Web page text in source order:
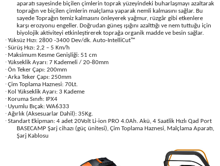
aparatı sayesinde biçilen çimlerin toprak yüzeyindeki buharlaşmayı azaltarak
toprağın ve biçilen çimlerin malçlama yaparak nemli kalmasını sağlar. Bu
sayede Toprağın temiz kalmasını önleyerek yağmur, rüzgâr gibi etkenlere
karşı erozyonu engeller. Doğrudan güneş ışığını azalttığı ve nem tuttuğu için
biyolojik aktiviteyi etkinleştirerek toprağa organik madde ve besin sağlar.
· Yüksüz Hızı: 2800 -3400 Dev/dk. Auto-IntelliCut™
· Sürüş Hızı: 2,2 – 5 Km/h
· Maksimum Kesme Genişliği: 51 cm
· Yükseklik Ayarı: 7 Kademeli / 20-80mm
· Ön Teker Çapı: 200mm
· Arka Teker Çapı: 250mm
· Çim Toplama Haznesi: 70Lt.
· Kol Yükseklik Ayarı: 3 Kademe
· Koruma Sınıfı: IPX4
· Uyumlu Bıçak: WA6333
· Ağırlık (Aksesuarlar Dahil): 35Kg.
· Standart Ekipman: 4 adet 20Volt Li-ion PRO 4.0Ah. Akü, 4 Saatlik Hızlı Qad Port
BASECAMP Şarj cihazı (güç ünitesi), Çim Toplama Haznesi, Malçlama Aparatı,
Şarj Kablosu